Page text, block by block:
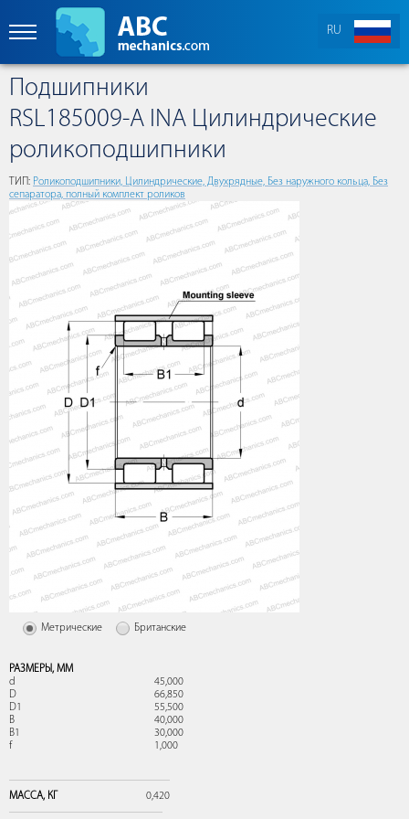
RU
Подшипники
RSL185009-A INA Цилиндрические
роликоподшипники
ТИП: Роликоподшипники, Цилиндрические, Двухрядные, Без наружного кольца, Без
сепаратора, полный комплект роликов
Метрические Британские
РАЗМЕРЫ, ММ
d
45,000
D
66,850
D1
55,500
B
40,000
B1
30,000
f
1,000
МАССА, КГ 0,420